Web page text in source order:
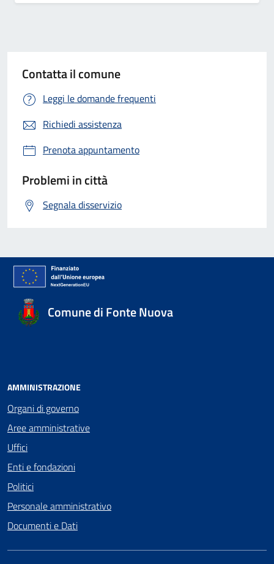
Contatta il comune
Leggi le domande frequenti
Richiedi assistenza
Prenota appuntamento
Problemi in città
Segnala disservizio
Comune di Fonte Nuova
AMMINISTRAZIONE
Organi di governo
Aree amministrative
Uffici
Enti e fondazioni
Politici
Personale amministrativo
Documenti e Dati